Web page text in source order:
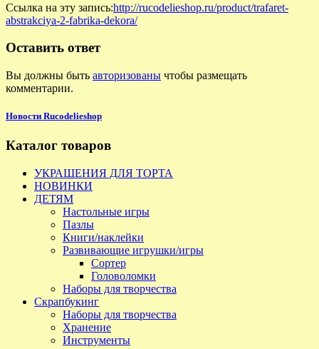
Ссылка на эту запись:http://rucodelieshop.ru/product/trafaret-
abstrakciya-2-fabrika-dekora/
Оставить ответ
Вы должны быть авторизованы чтобы размещать
комментарии.
Новости Rucodelieshop
Каталог товаров
УКРАШЕНИЯ ДЛЯ ТОРТА
НОВИНКИ
ДЕТЯМ
Настольные игры
Пазлы
Книги/наклейки
Развивающие игрушки/игры
Сортер
Головоломки
Наборы для творчества
Скрапбукинг
Наборы для творчества
Хранение
Инструменты